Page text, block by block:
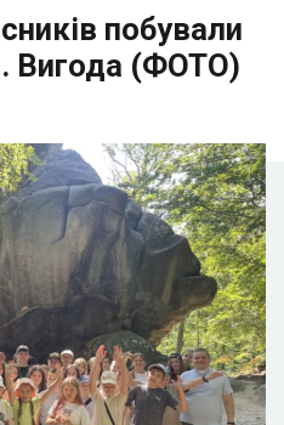
побували
Вигода (ФОТО)